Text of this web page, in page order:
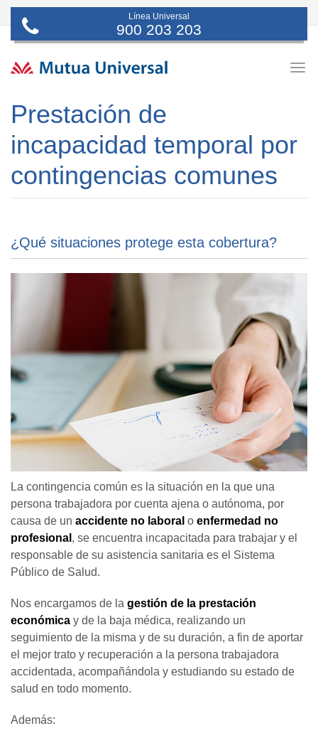
Línea Universal
900 203 203
Prestación de
incapacidad temporal por
contingencias comunes
¿Qué situaciones protege esta cobertura?
La contingencia común es la situación en la que una
persona trabajadora por cuenta ajena o autónoma, por
causa de un accidente no laboral o enfermedad no
profesional , se encuentra incapacitada para trabajar y el
responsable de su asistencia sanitaria es el Sistema
Público de Salud.
Nos encargamos de la gestión de la prestación
económica y de la baja médica, realizando un
seguimiento de la misma y de su duración, a fin de aportar
el mejor trato y recuperación a la persona trabajadora
accidentada, acompañándola y estudiando su estado de
salud en todo momento.
Además: